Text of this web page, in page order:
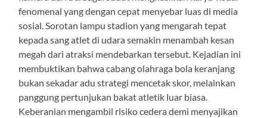
fenomenal yang dengan cepat menyebar luas di media
sosial. Sorotan lampu stadion yang mengarah tepat
kepada sang atlet di udara semakin menambah kesan
megah dari atraksi mendebarkan tersebut. Kejadian ini
membuktikan bahwa cabang olahraga bola keranjang
bukan sekadar adu strategi mencetak skor, melainkan
panggung pertunjukan bakat atletik luar biasa.
Keberanian mengambil risiko cedera demi menyajikan